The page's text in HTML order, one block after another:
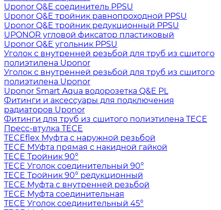
Uponor Q&E соединитель PPSU
Uponor Q&E тройник равнопроходной PPSU
Uponor Q&E тройник редукционный PPSU
UPONOR угловой фиксатор пластиковый
Uponor Q&E угольник PPSU
Уголок с внутренней резьбой для труб из сшитого
полиэтилена Uponor
Уголок с внутренней резьбой для труб из сшитого
полиэтилена Uponor
Uponor Smart Aqua водорозетка Q&E PL
Фитинги и аксессуары для подключения
радиаторов Uponor
Фитинги для труб из сшитого полиэтилена TECE
Пресс-втулка TECE
TECEflex Муфта с наружной резьбой
TECE МУфта прямая с накидной гайкой
TECE Тройник 90°
TECE Уголок соединительный 90°
TECE Тройник 90° редукционный
TECE Муфта с внутренней резьбой
TECE Муфта соединительная
TECE Уголок соединительный 45°